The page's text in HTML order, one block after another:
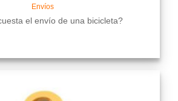
Envíos
el envío de una bicicleta?